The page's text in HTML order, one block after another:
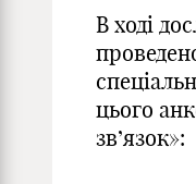
В ході
цього
зв’язок»: